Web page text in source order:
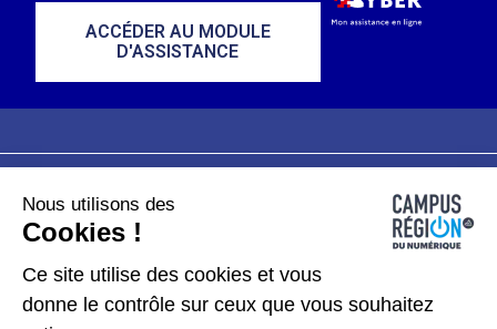
ACCÉDER AU MODULE
D'ASSISTANCE
Plan du site
Données personnelles
Nous utilisons des
Cookies !
Ce site utilise des cookies et vous
donne le contrôle sur ceux que vous souhaitez